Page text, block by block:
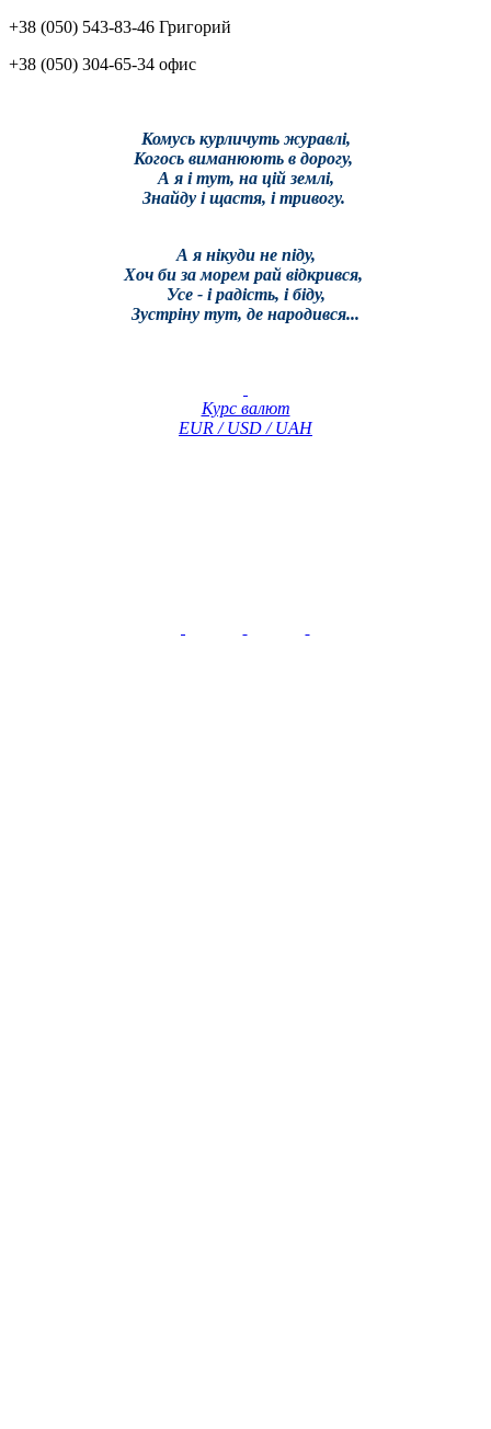
+38 (050) 543-83-46 Григорий
+38 (050) 304-65-34 офис
Комусь курличуть журавлі,
Когось виманюють в дорогу,
А я і тут, на цій землі,
Знайду і щастя, і тривогу.
А я нікуди не піду,
Хоч би за морем рай відкрився,
Усе - і радість, і біду,
Зустріну тут, де народився...
Курс валют
EUR / USD / UAH